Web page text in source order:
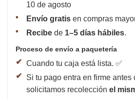
10 de agosto
Envío gratis en compras
Recibe de 1–5 días hábiles.
Proceso de envío a paquetería
Cuando tu caja está lista. ✅
Si tu pago entra en firme antes
solicitamos recolección el